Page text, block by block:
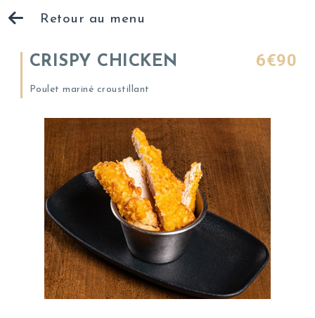
Retour au menu
CRISPY CHICKEN 6€90
Poulet mariné croustillant